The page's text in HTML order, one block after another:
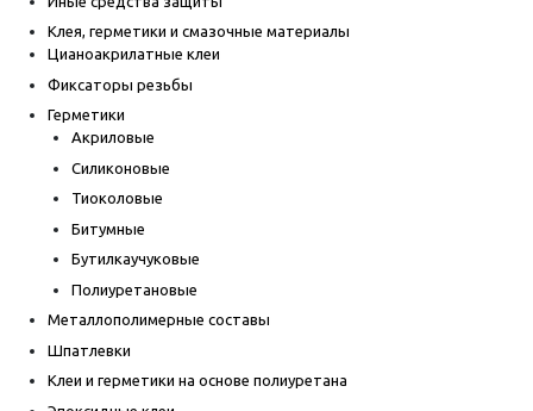
Клея, герметики и смазочные материалы
Цианоакрилатные клеи
Фиксаторы резьбы
Герметики
Акриловые
Силиконовые
Тиоколовые
Битумные
Бутилкаучуковые
Полиуретановые
Металлополимерные составы
Шпатлевки
Клеи и герметики на основе полиуретана